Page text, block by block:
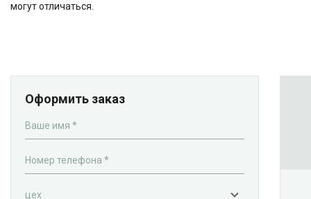
могут отличаться.
Оформить заказ
Ваше имя *
Номер телефона *
цех